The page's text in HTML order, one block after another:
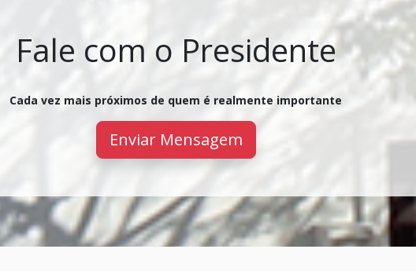
Fale com o Presidente
Cada vez mais próximos de quem é realmente importante
Enviar Mensagem